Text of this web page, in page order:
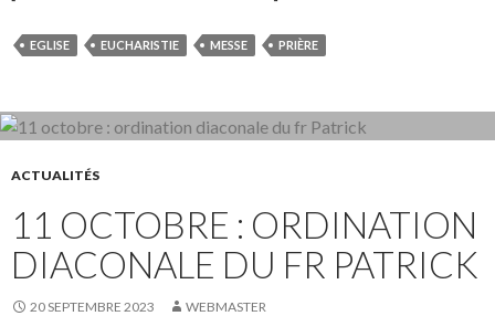
EGLISE EUCHARISTIE MESSE PRIÈRE
ACTUALITÉS
11 OCTOBRE : ORDINATION
DIACONALE DU FR PATRICK
20 SEPTEMBRE 2023 WEBMASTER